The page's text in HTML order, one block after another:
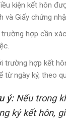
kiện kết hôn
và Giấy chứng
trường hợp cần
trường hợp kết
từ ngày ký, theo
ý:Nếu trong
ký kết hôn,